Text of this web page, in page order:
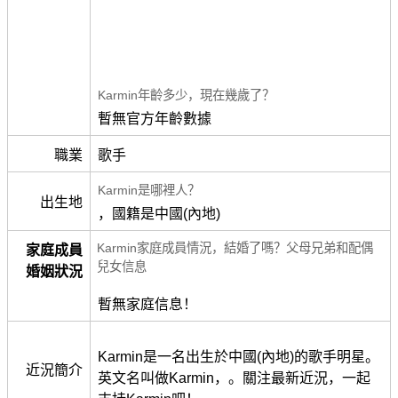
Karmin年齡多少，現在幾歲了？
暫無官方年齡數據
職業 歌手
出生地
Karmin是哪裡人？
，國籍是中國(內地)
家庭成員
婚姻狀況
Karmin家庭成員情況，結婚了嗎？父母兄弟和配偶
兒女信息
暫無家庭信息！
近況簡介
Karmin是一名出生於中國(內地)的歌手明星。
英文名叫做Karmin，。關注最新近況，一起